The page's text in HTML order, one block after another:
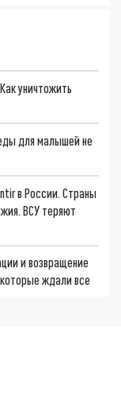
уничтожить
для малышей не
в России. Страны
ВСУ теряют
и возвращение
ждали все